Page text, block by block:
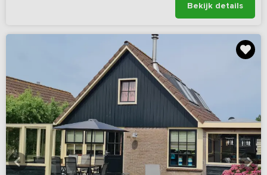
Bekijk details